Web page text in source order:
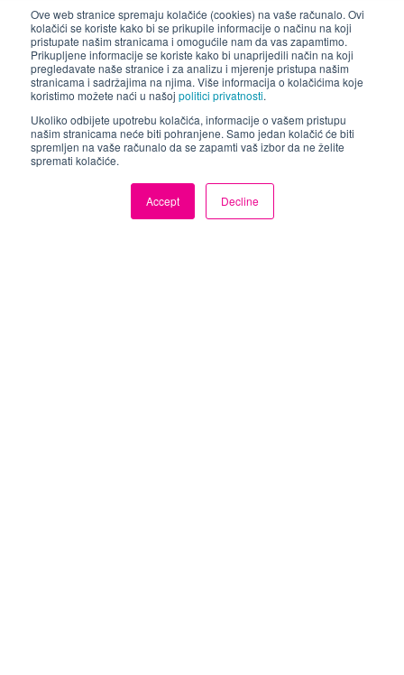
Ove web stranice spremaju kolačiće (cookies) na vaše računalo. Ovi
kolačići se koriste kako bi se prikupile informacije o načinu na koji
pristupate našim stranicama i omogućile nam da vas zapamtimo.
Prikupljene informacije se koriste kako bi unaprijedili način na koji
pregledavate naše stranice i za analizu i mjerenje pristupa našim
stranicama i sadržajima na njima. Više informacija o kolačićima koje
koristimo možete naći u našoj politici privatnosti.
Ukoliko odbijete upotrebu kolačića, informacije o vašem pristupu
našim stranicama neće biti pohranjene. Samo jedan kolačić će biti
spremljen na vaše računalo da se zapamti vaš izbor da ne želite
spremati kolačiće.
Accept Decline
Webinar
Zaustavite
iznenađenja
osiguravanjem
da je vaš popis
materijala uvijek
ažuran